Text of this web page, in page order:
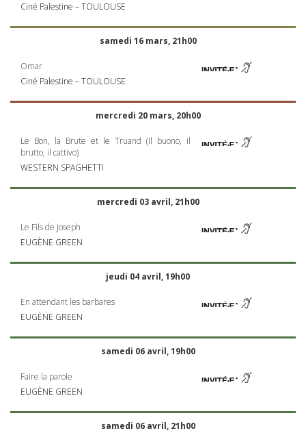
Ciné Palestine –TOULOUSE
samedi 16 mars, 21h00
Omar
Ciné Palestine –TOULOUSE
mercredi 20 mars, 20h00
Le Bon, la Brute et le Truand (Il buono, il
brutto, il cattivo)
WESTERN SPAGHETTI
mercredi 03 avril, 21h00
Le Fils de Joseph
EUGÈNE GREEN
jeudi 04 avril, 19h00
En attendant les barbares
EUGÈNE GREEN
samedi 06 avril, 19h00
Faire la parole
EUGÈNE GREEN
samedi 06 avril, 21h00